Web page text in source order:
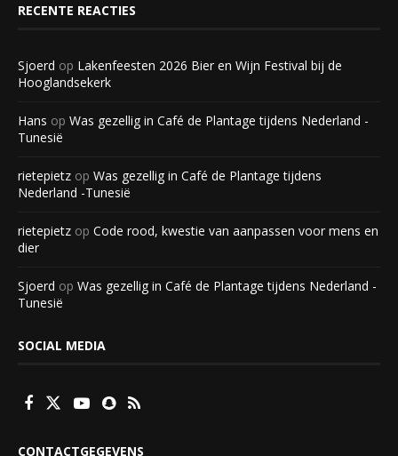
RECENTE REACTIES
Sjoerd op Lakenfeesten 2026 Bier en Wijn Festival bij de
Hooglandsekerk
Hans op Was gezellig in Café de Plantage tijdens Nederland -
Tunesië
rietepietz op Was gezellig in Café de Plantage tijdens
Nederland -Tunesië
rietepietz op Code rood, kwestie van aanpassen voor mens en
dier
Sjoerd op Was gezellig in Café de Plantage tijdens Nederland -
Tunesië
SOCIAL MEDIA
CONTACTGEGEVENS